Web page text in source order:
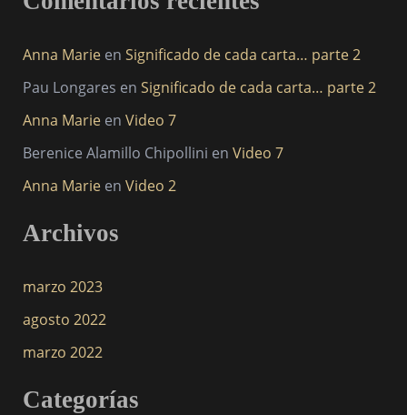
Anna Marieen Significado de cada carta… parte 2
Pau Longares en Significado de cada carta… parte 2
Anna Marieen Video 7
Berenice Alamillo Chipollini en Video 7
Anna Marieen Video 2
Archivos
marzo 2023
agosto 2022
marzo 2022
Categorías